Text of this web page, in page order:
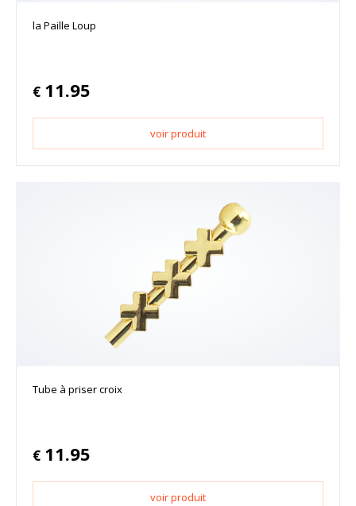
la Paille Loup
€ 11.95
voir produit
Tube à priser croix
€ 11.95
voir produit